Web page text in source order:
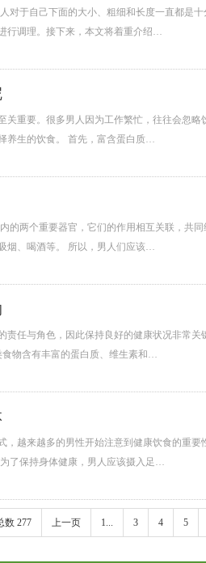
对于自己下面的大小、粗细和长度一直都是
行调理。接下来，本文将着重介绍…
关重要。很多男人因为工作繁忙，往往会忽
养生的饮食。 首先，富含蛋白质…
的两个重要器官，它们的作用相互关联，共
烟、喝酒等。 所以，男人们应该…
责任与角色，因此保持良好的健康状况非常
物含有丰富的蛋白质、维生素和…
，越来越多的男性开始注意到健康饮食的重
了保持身体健康，男人应该摄入足…
数 277 上一页 1... 3 4 5